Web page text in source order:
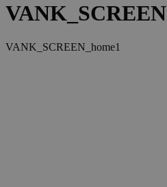
VANK_SCREEN
VANK_SCREEN_home1